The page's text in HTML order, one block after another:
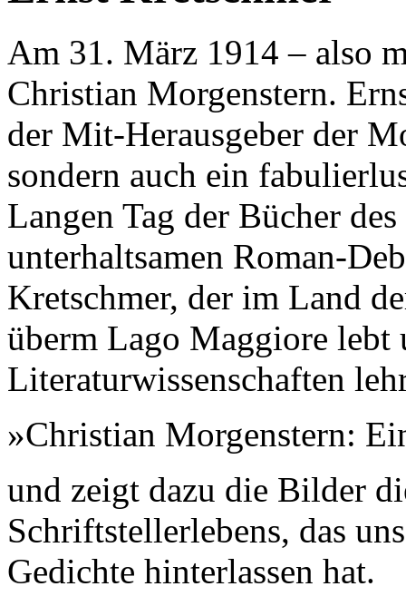
Am 31. März 1914 – also
Christian Morgenstern.
der Mit-Herausgeber der
sondern auch ein
Langen Tag der Bücher
unterhaltsamen Roman-
Kretschmer, der im Land
überm Lago Maggiore lebt
Literaturwissenschaften
»Christian Morgenstern:
und zeigt dazu die Bilder
Schriftstellerlebens, das
Gedichte hinterlassen hat.